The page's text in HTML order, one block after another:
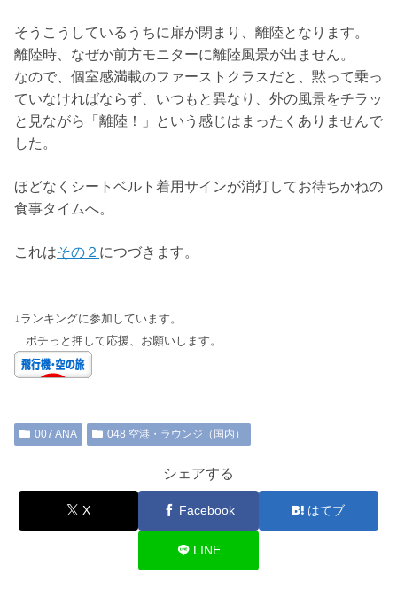
そうこうしているうちに扉が閉まり、離陸となります。
離陸時、なぜか前方モニターに離陸風景が出ません。
なので、個室感満載のファーストクラスだと、黙って乗っ
ていなければならず、いつもと異なり、外の風景をチラッ
と見ながら「離陸！」という感じはまったくありませんで
した。
ほどなくシートベルト着用サインが消灯してお待ちかねの
食事タイムへ。
これはその２ につづきます。
↓ランキングに参加しています。
ポチっと押して応援、お願いします。
007 ANA 048 空港・ラウンジ（国内）
シェアする
X Facebook はてブ
LINE